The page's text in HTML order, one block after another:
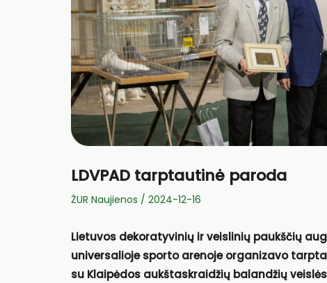
LDVPAD tarptautinė paroda
ŽUR Naujienos / 2024-12-16
Lietuvos dekoratyvinių ir veislinių paukščių
universalioje sporto arenoje organizavo
su Klaipėdos aukštaskraidžių balandžių